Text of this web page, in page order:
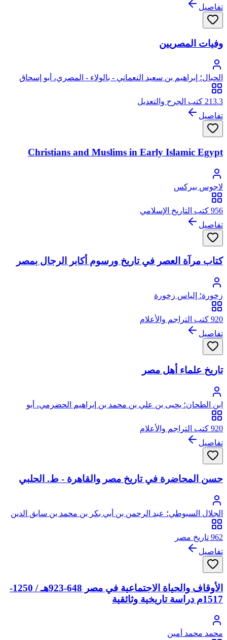
تفاصيل
وفيات المصريين
الحبال؛ إبراهيم بن سعيد النعماني - بالولاء - المصري، أبو إسحاق
الحبال
213.3 كتب الجرح والتعديل
تفاصيل
Christians and Muslims in Early Islamic Egypt
لاجوس بيركس
956 كتب التاريخ الإسلامي
تفاصيل
كتاب مرآة العصر في تاريخ ورسوم أكابر الرجال بمصر
زخورة؛ إلياس زخورة
920 كتب التراجم والأعلام
تفاصيل
تاريخ علماء أهل مصر
ابن الطحان؛ يحيى بن علي بن محمد بن إبراهيم الحضرمي، أبو
القاسم، المعروف بابن الطحان
920 كتب التراجم والأعلام
تفاصيل
حسن المحاضرة في تاريخ مصر والقاهرة - ط. الحلبي
الجلال السيوطي؛ عبد الرحمن بن أبي بكر بن محمد بن سابق الدين
الخضيري السيوطي، جلال الدين
962 تاريخ مصر
تفاصيل
الأوقاف والحياة الاجتماعية في مصر 648-923هـ / 1250-
1517م دراسة تاريخية وثائقية
محمد محمد أمين